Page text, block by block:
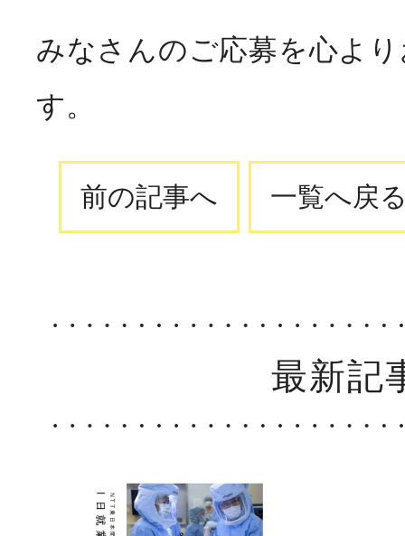
みなさんのご応募を心よ
す。
前の記事へ 一覧へ戻
最新記